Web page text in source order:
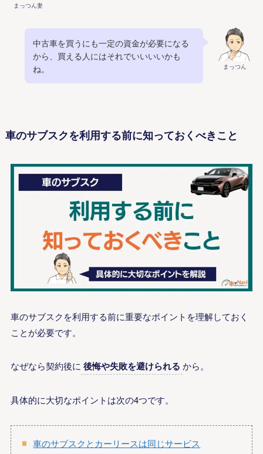
まっつん妻
まっつん
中古車を買うにも一定の資金が必要になる
から、買える人にはそれでいいいいかも
ね。
車のサブスクを利用する前に知っておくべきこと
車のサブスクを利用する前に重要なポイントを理解しておく
ことが必要です。
なぜなら契約後に 後悔や失敗を避けられる から。
具体的に大切なポイントは次の4つです。
車のサブスクとカーリースは同じサービス